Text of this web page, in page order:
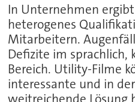
In Unternehmen
heterogenes
Mitarbeitern.
Defizite im sprachlich,
Bereich. Utility-Filme
interessante und in